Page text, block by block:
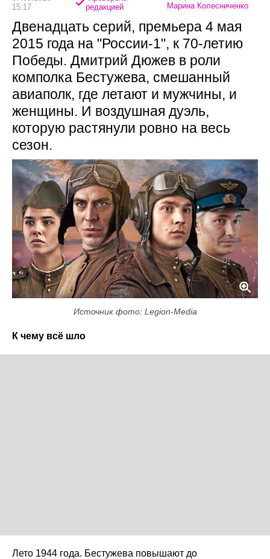
15:17
редакцией
Марина Колесниченко
Двенадцать серий, премьера 4 мая
2015 года на "России-1", к 70-летию
Победы. Дмитрий Дюжев в роли
комполка Бестужева, смешанный
авиаполк, где летают и мужчины, и
женщины. И воздушная дуэль,
которую растянули ровно на весь
сезон.
Источник фото: Legion-Media
К чему всё шло
Лето 1944 года. Бестужева повышают до